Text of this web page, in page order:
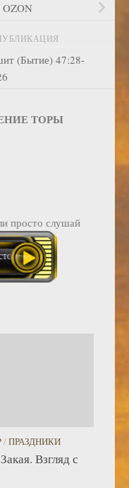
OZON
(Бытие) 47:28-
ТОРЫ
просто слушай
положительных героев
/ПРАЗДНИКИ
Взгляд с